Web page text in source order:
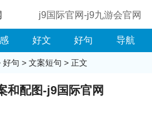
j9国际官网-j9九游会官网
好文 好句 导航
好句 > 文案短句 > 正文
和配图-j9国际官网